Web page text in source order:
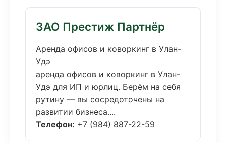
ЗАО Престиж Партнёр
Аренда офисов и коворкинг в Улан-
Удэ
аренда офисов и коворкинг в Улан-
Удэ для ИП и юрлиц. Берём на себя
рутину — вы сосредоточены на
развитии бизнеса....
Телефон: +7 (984) 887-22-59